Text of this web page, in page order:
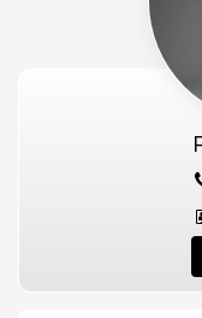
deslumbrantes e
novo estilo de viver.
Características do
• 04 Dormitórios sendo
• 184m² de área
• Varanda gourmet
• Acabamentos em
• Detalhamento em